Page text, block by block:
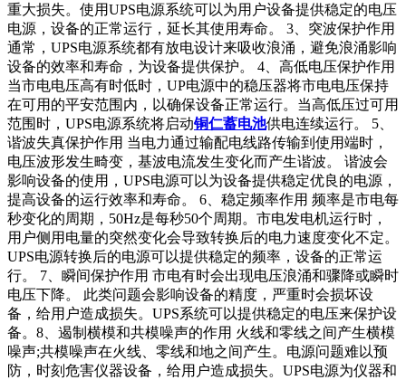
重大损失。使用UPS电源系统可以为用户设备提供稳定的电压
电源，设备的正常运行，延长其使用寿命。 3、突波保护作用
通常，UPS电源系统都有放电设计来吸收浪涌，避免浪涌影响
设备的效率和寿命，为设备提供保护。 4、高低电压保护作用
当市电电压高有时低时，UP电源中的稳压器将市电电压保持
在可用的平安范围内，以确保设备正常运行。当高低压过可用
范围时，UPS电源系统将启动铜仁蓄电池供电连续运行。 5、
谐波失真保护作用 当电力通过输配电线路传输到使用端时，
电压波形发生畸变，基波电流发生变化而产生谐波。 谐波会
影响设备的使用，UPS电源可以为设备提供稳定优良的电源，
提高设备的运行效率和寿命。 6、稳定频率作用 频率是市电每
秒变化的周期，50Hz是每秒50个周期。市电发电机运行时，
用户侧用电量的突然变化会导致转换后的电力速度变化不定。
UPS电源转换后的电源可以提供稳定的频率，设备的正常运
行。 7、瞬间保护作用 市电有时会出现电压浪涌和骤降或瞬时
电压下降。 此类问题会影响设备的精度，严重时会损坏设
备，给用户造成损失。UPS系统可以提供稳定的电压来保护设
备。8、遏制横模和共模噪声的作用 火线和零线之间产生横模
噪声;共模噪声在火线、零线和地之间产生。电源问题难以预
防，时刻危害仪器设备，给用户造成损失。UPS电源为仪器和